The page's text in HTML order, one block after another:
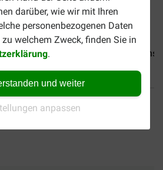
darüber, wie wir mit Ihren
personenbezogenen Daten
welchem Zweck, finden Sie in
.
und weiter
anpassen
Prins NatureCare Diet...
Sicher bezahlen